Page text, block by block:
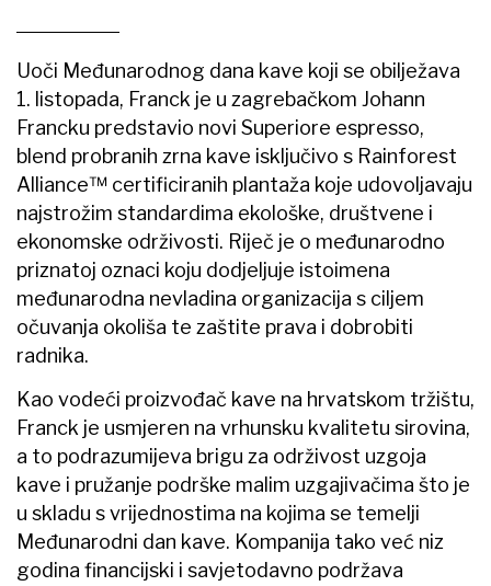
Uoči Međunarodnog dana kave koji se obilježava
1. listopada, Franck je u zagrebačkom Johann
Francku predstavio novi Superiore espresso,
blend probranih zrna kave isključivo s Rainforest
Alliance™ certificiranih plantaža koje udovoljavaju
najstrožim standardima ekološke, društvene i
ekonomske održivosti. Riječ je o međunarodno
priznatoj oznaci koju dodjeljuje istoimena
međunarodna nevladina organizacija s ciljem
očuvanja okoliša te zaštite prava i dobrobiti
radnika.
Kao vodeći proizvođač kave na hrvatskom tržištu,
Franck je usmjeren na vrhunsku kvalitetu sirovina,
a to podrazumijeva brigu za održivost uzgoja
kave i pružanje podrške malim uzgajivačima što je
u skladu s vrijednostima na kojima se temelji
Međunarodni dan kave. Kompanija tako već niz
godina financijski i savjetodavno podržava